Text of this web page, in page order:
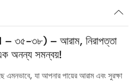
– ৩৫-৩৮) – আরাম, নিরাপত্তা
অনন্য সমন্বয়!
এমনভাবে, যা আপনার পায়ের আরাম এবং সুরক্ষা